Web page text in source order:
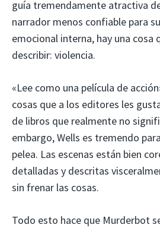
guía tremendamente atractiva
narrador menos confiable para
emocional interna, hay una cosa
describir: violencia.
«Lee como una película de
cosas que a los editores les
de libros que realmente no
embargo, Wells es tremendo
pelea. Las escenas están bien
detalladas y descritas
sin frenar las cosas.
Todo esto hace que Murderbot